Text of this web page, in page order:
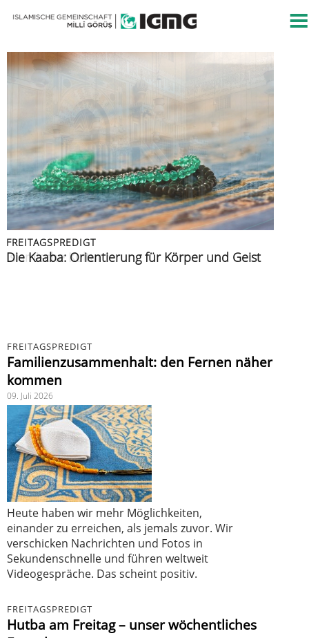
FREITAGSPREDIGT
Islamische Kultur
FREITAGSPREDIGT
Die Kaaba: Orientierung für Körper und Geist
PRESSEMITTEILUNG
Islamische Gemeinschaft verurteilt Angriff auf
FREITAGSPREDIGT
Azan: der Ruf zur Zeugenschaft
FREITAGSPREDIGT
Muslime im Urlaub
FREITAGSPREDIGT
Familienzusammenhalt: den Fernen näher
kommen
09. Juli 2026
Heute haben wir mehr Möglichkeiten,
einander zu erreichen, als jemals zuvor. Wir
verschicken Nachrichten und Fotos in
Sekundenschnelle und führen weltweit
Videogespräche. Das scheint positiv.
FREITAGSPREDIGT
Hutba am Freitag – unser wöchentliches